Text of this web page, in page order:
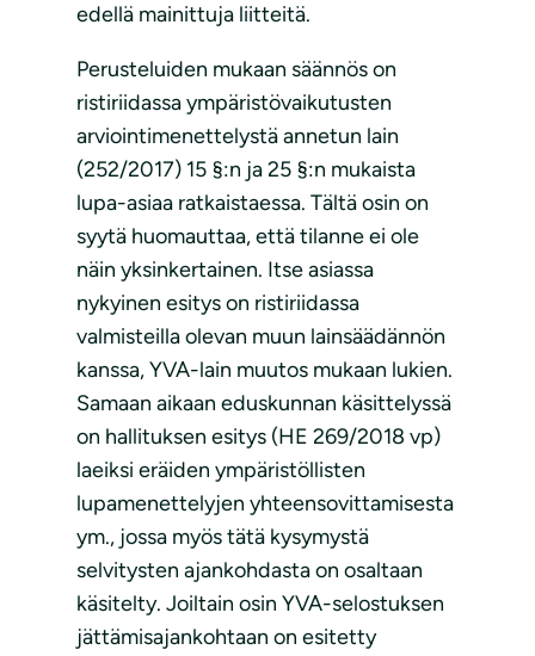
edellä mainittuja liitteitä.
Perusteluiden mukaan säännös on
ristiriidassa ympäristövaikutusten
arviointimenettelystä annetun lain
(252/2017) 15 §:n ja 25 §:n mukaista
lupa-asiaa ratkaistaessa. Tältä osin on
syytä huomauttaa, että tilanne ei ole
näin yksinkertainen. Itse asiassa
nykyinen esitys on ristiriidassa
valmisteilla olevan muun lainsäädännön
kanssa, YVA-lain muutos mukaan lukien.
Samaan aikaan eduskunnan käsittelyssä
on hallituksen esitys (HE 269/2018 vp)
laeiksi eräiden ympäristöllisten
lupamenettelyjen yhteensovittamisesta
ym., jossa myös tätä kysymystä
selvitysten ajankohdasta on osaltaan
käsitelty. Joiltain osin YVA-selostuksen
jättämisajankohtaan on esitetty